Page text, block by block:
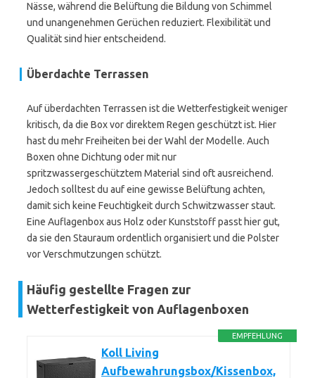
Nässe, während die Belüftung die Bildung von Schimmel
und unangenehmen Gerüchen reduziert. Flexibilität und
Qualität sind hier entscheidend.
Überdachte Terrassen
Auf überdachten Terrassen ist die Wetterfestigkeit weniger
kritisch, da die Box vor direktem Regen geschützt ist. Hier
hast du mehr Freiheiten bei der Wahl der Modelle. Auch
Boxen ohne Dichtung oder mit nur
spritzwassergeschütztem Material sind oft ausreichend.
Jedoch solltest du auf eine gewisse Belüftung achten,
damit sich keine Feuchtigkeit durch Schwitzwasser staut.
Eine Auflagenbox aus Holz oder Kunststoff passt hier gut,
da sie den Stauraum ordentlich organisiert und die Polster
vor Verschmutzungen schützt.
Häufig gestellte Fragen zur
Wetterfestigkeit von Auflagenboxen
EMPFEHLUNG
Koll Living
Aufbewahrungsbox/Kissenbox,